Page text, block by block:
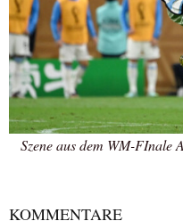
Szene aus dem WM-FInale
KOMMENTARE